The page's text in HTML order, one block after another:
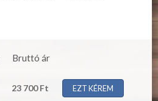
Bruttó ár
23 700 Ft EZT KÉREM